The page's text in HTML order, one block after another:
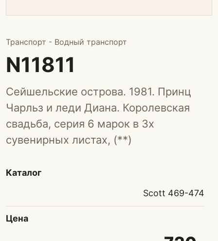
Транспорт - Водный транспорт
N11811
Сейшельские острова. 1981. Принц
Чарльз и леди Диана. Королевская
свадьба, серия 6 марок в 3х
сувенирных листах, (**)
Каталог
Scott 469-474
Цена